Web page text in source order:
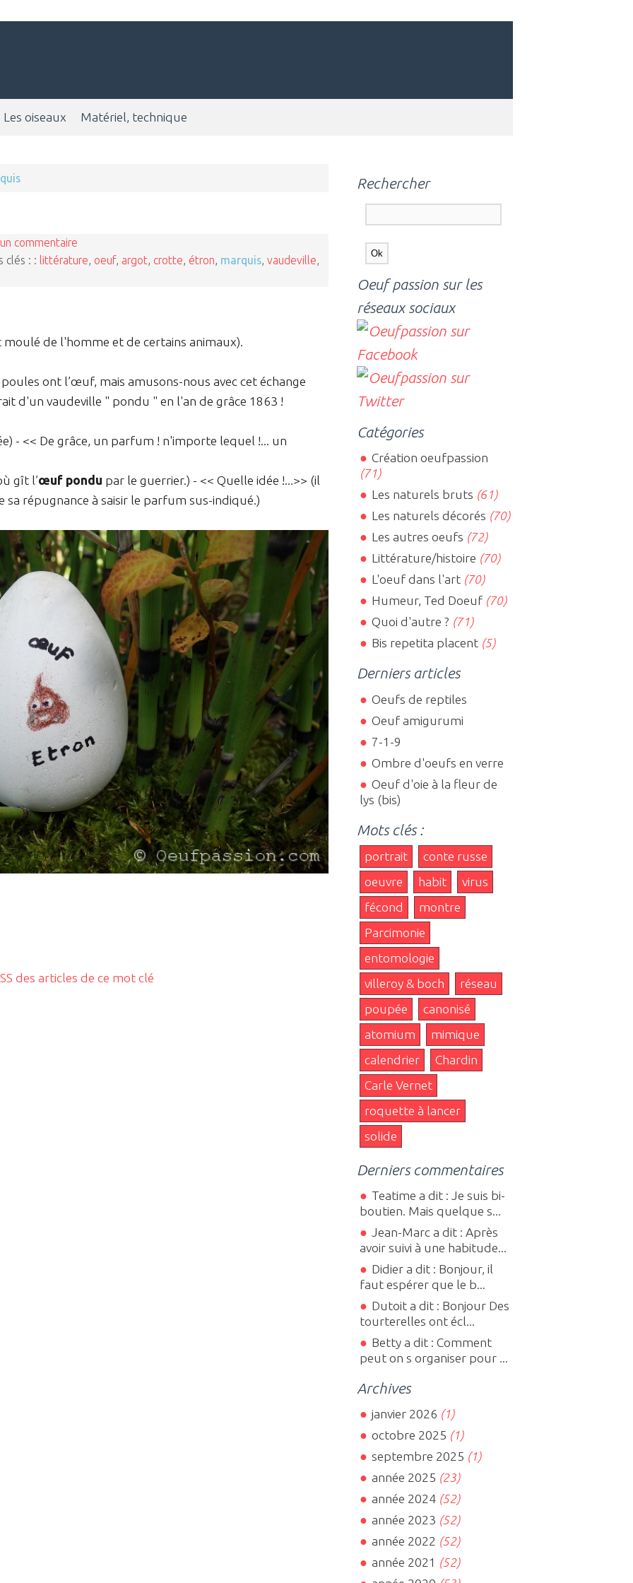
Les oiseaux Matériel, technique
commentaire
clés : : littérature oeuf, argot crotte étron marquis vaudeville
de l'homme et de certains animaux).
ont l’œuf, mais amusons-nous avec cet échange
d'un vaudeville " pondu " en l'an de grâce 1863 !
- << De grâce, un parfum ! n'importe lequel !... un
gît l’œuf pondu par le guerrier.) - << Quelle idée !...>> (il
répugnance à saisir le parfum sus-indiqué.)
des articles de ce mot clé
Rechercher
Oeuf passion sur les
réseaux sociaux
Catégories
Création oeufpassion
(71)
Les naturels bruts (61)
Les naturels décorés (70)
Les autres oeufs (72)
Littérature/histoire (70)
L'oeuf dans l'art(70)
Humeur, Ted Doeuf(70)
Quoi d'autre ? (71)
Bis repetita placent(5)
Derniers articles
Oeufs de reptiles
Oeuf amigurumi
7-1-9
Ombre d'oeufs en verre
Oeuf d'oie à la fleur de
lys (bis)
Mots clés :
portrait
conte russe
oeuvre
habit
virus
fécond
montre
Parcimonie
entomologie
villeroy & boch
réseau
poupée
canonisé
atomium
mimique
calendrier
Chardin
Carle Vernet
roquette à lancer
solide
Derniers commentaires
Teatime a dit : Je suis bi-
boutien. Mais quelque s...
Jean-Marc a dit : Après
avoir suivi à une habitude...
Didier a dit : Bonjour, il
faut espérer que le b...
Dutoit a dit : Bonjour Des
tourterelles ont écl...
Betty a dit : Comment
peut on s organiser pour ...
Archives
janvier 2026 (1)
octobre 2025 (1)
septembre 2025 (1)
année 2025 (23)
année 2024(52)
année 2023 (52)
année 2022 (52)
année 2021 (52)